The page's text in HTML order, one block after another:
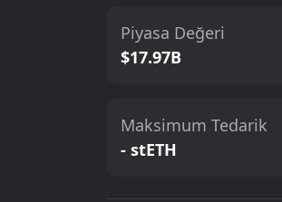
Piyasa Değeri
$17.97B
Maksimum Tedarik
- stETH